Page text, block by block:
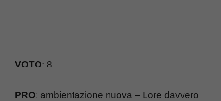
VOTO: 8
PRO: ambientazione nuova – Lore davvero